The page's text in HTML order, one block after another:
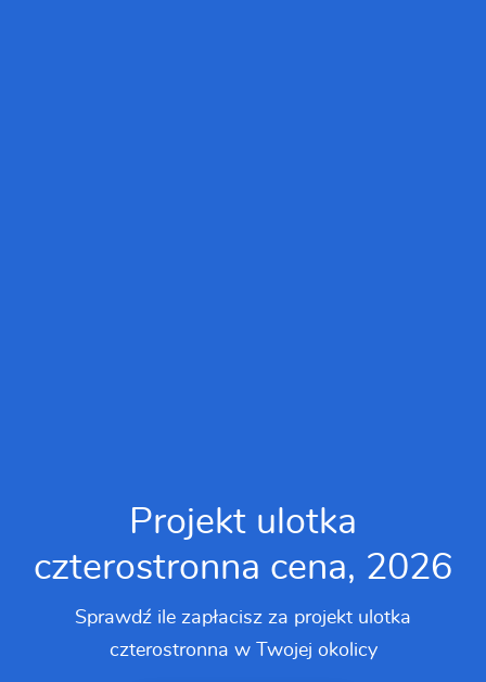
Projekt ulotka
czterostronna cena, 2026
Sprawdź ile zapłacisz za projekt ulotka
czterostronna w Twojej okolicy